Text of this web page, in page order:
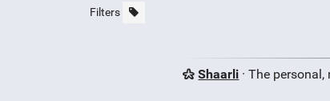
Filters
Shaarli · The